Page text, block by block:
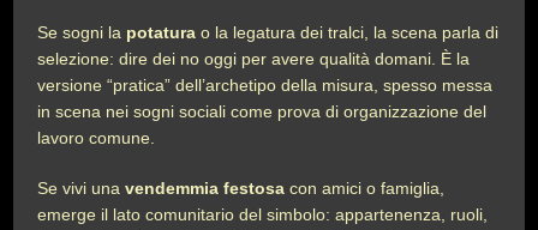
Se sogni la potatura o la legatura dei tralci, la scena parla di
selezione: dire dei no oggi per avere qualità domani. È la
versione “pratica” dell’archetipo della misura, spesso messa
in scena nei sogni sociali come prova di organizzazione del
lavoro comune.
Se vivi unavendemmia festosa con amici o famiglia,
emerge il lato comunitario del simbolo: appartenenza, ruoli,